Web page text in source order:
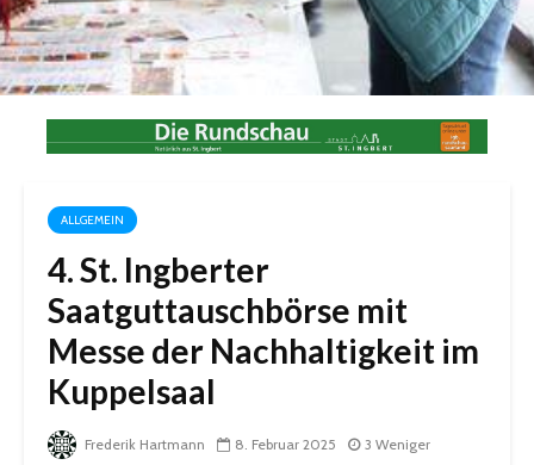
ALLGEMEIN
4. St. Ingberter
Saatguttauschbörse mit
Messe der Nachhaltigkeit im
Kuppelsaal
Frederik Hartmann 8. Februar 2025 3 Weniger